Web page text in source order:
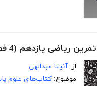
ریاضی یازدهم (4 فصل اول)
از: آنیتا عبدالهی
موضوع: کتاب‌های علوم